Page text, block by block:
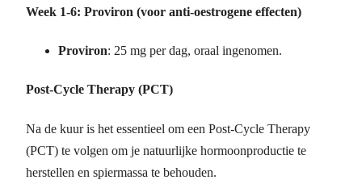
Week 1-6: Proviron (voor anti-oestrogene effecten)
Proviron: 25 mg per dag, oraal ingenomen.
Post-Cycle Therapy (PCT)
Na de kuur is het essentieel om een Post-Cycle Therapy
(PCT) te volgen om je natuurlijke hormoonproductie te
herstellen en spiermassa te behouden.